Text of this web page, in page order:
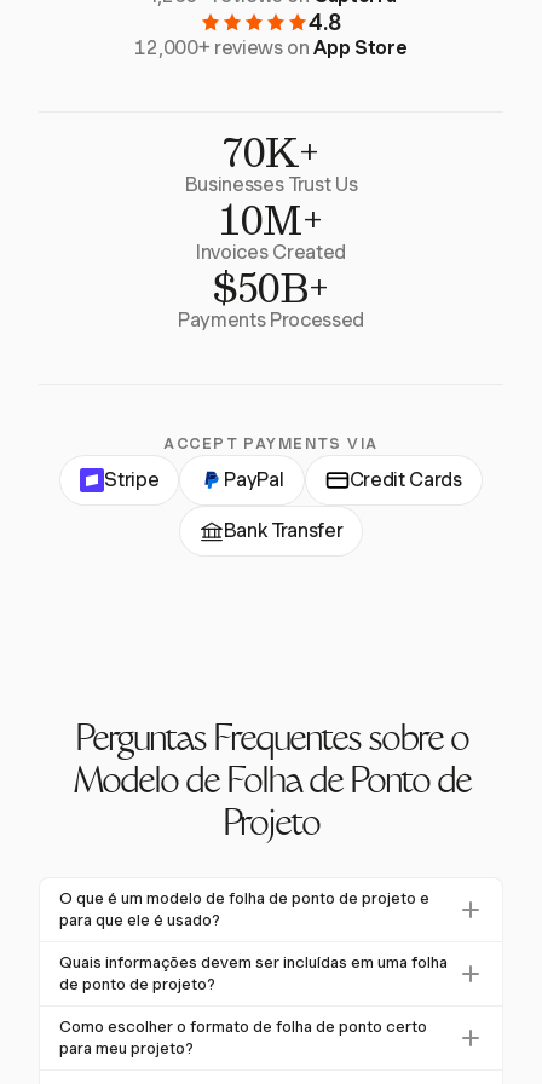
4.8
12,000+ reviews onApp Store
70K+
Businesses Trust Us
10M+
Invoices Created
$50B+
Payments Processed
ACCEPT PAYMENTS VIA
Stripe PayPal Credit Cards
Bank Transfer
Perguntas Frequentes sobre o
Modelo de Folha de Ponto de
Projeto
O que é um modelo de folha de ponto de projeto e
para que ele é usado?
Um modelo de folha de ponto de projeto é um
documento estruturado usado para registrar o tempo
específicas dentro de um projeto. É essencial para
faturamento preciso, folha de pagamento e
Quais informações devem ser incluídas em uma folha
de ponto de projeto?
Uma folha de ponto abrangente deve incluir detalhes
dos funcionários, datas, horários de início e término,
Como escolher o formato de folha de ponto certo
para meu projeto?